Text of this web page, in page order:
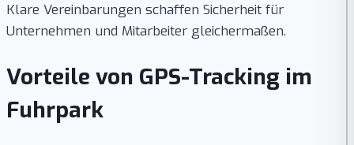
Klare Vereinbarungen schaffen Sicherheit für
Unternehmen und Mitarbeiter gleichermaßen.
Vorteile von GPS-Tracking im
Fuhrpark